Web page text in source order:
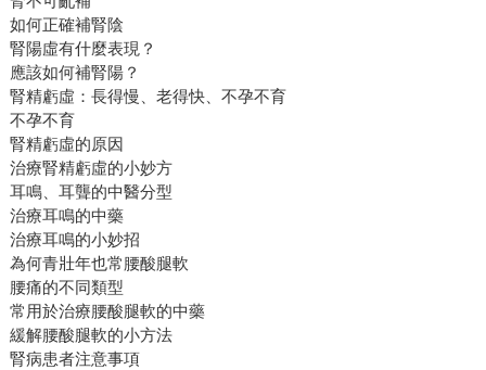
如何正確補腎陰
腎陽虛有什麼表現？
應該如何補腎陽？
腎精虧虛：長得慢、老得快、不孕不育
不孕不育
腎精虧虛的原因
治療腎精虧虛的小妙方
耳鳴、耳聾的中醫分型
治療耳鳴的中藥
治療耳鳴的小妙招
為何青壯年也常腰酸腿軟
腰痛的不同類型
常用於治療腰酸腿軟的中藥
緩解腰酸腿軟的小方法
腎病患者注意事項